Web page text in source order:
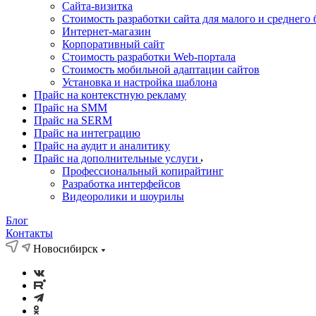
Cайта-визитка
Стоимость разработки сайта для малого и среднего
Интернет-магазин
Корпоративный сайт
Стоимость разработки Web-портала
Стоимость мобильной адаптации сайтов
Установка и настройка шаблона
Прайс на контекстную рекламу
Прайс на SMM
Прайс на SERM
Прайс на интеграцию
Прайс на аудит и аналитику
Прайс на дополнительные услуги
Профессиональный копирайтинг
Разработка интерфейсов
Видеоролики и шоурилы
Блог
Контакты
Новосибирск